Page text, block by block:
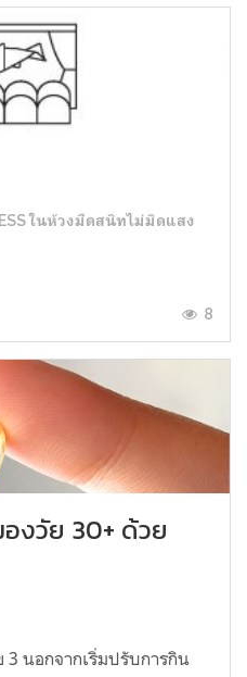
ในห้วงมืดสนิทไม่มิดแสง
8
งวัย 30+ ด้วย
นอกจากเริ่มปรับการกิน